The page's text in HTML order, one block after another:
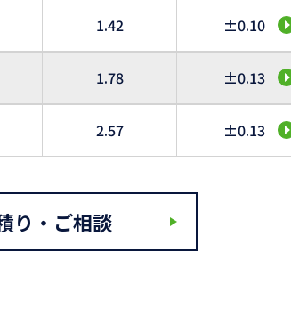
1.42 ±0.10
1.78 ±0.13
2.57 ±0.13
り・ご相談